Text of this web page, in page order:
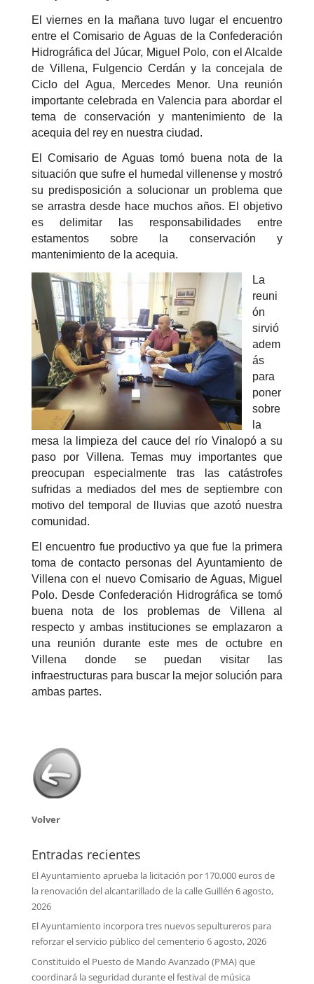
El viernes en la mañana tuvo lugar el encuentro
entre el Comisario de Aguas de la Confederación
Hidrográfica del Júcar, Miguel Polo, con el Alcalde
de Villena, Fulgencio Cerdán y la concejala de
Ciclo del Agua, Mercedes Menor. Una reunión
importante celebrada en Valencia para abordar el
tema de conservación y mantenimiento de la
acequia del rey en nuestra ciudad.
El Comisario de Aguas tomó buena nota de la
situación que sufre el humedal villenense y mostró
su predisposición a solucionar un problema que
se arrastra desde hace muchos años. El objetivo
es delimitar las responsabilidades entre
estamentos sobre la conservación y
mantenimiento de la acequia.
La
reuni
ón
sirvió
adem
ás
para
poner
sobre
la
mesa la limpieza del cauce del río Vinalopó a su
paso por Villena. Temas muy importantes que
preocupan especialmente tras las catástrofes
sufridas a mediados del mes de septiembre con
motivo del temporal de lluvias que azotó nuestra
comunidad.
El encuentro fue productivo ya que fue la primera
toma de contacto personas del Ayuntamiento de
Villena con el nuevo Comisario de Aguas, Miguel
Polo. Desde Confederación Hidrográfica se tomó
buena nota de los problemas de Villena al
respecto y ambas instituciones se emplazaron a
una reunión durante este mes de octubre en
Villena donde se puedan visitar las
infraestructuras para buscar la mejor solución para
ambas partes.
Volver
Entradas recientes
El Ayuntamiento aprueba la licitación por 170.000 euros de
la renovación del alcantarillado de la calle Guillén 6 agosto,
2026
El Ayuntamiento incorpora tres nuevos sepultureros para
reforzar el servicio público del cementerio 6 agosto, 2026
Constituido el Puesto de Mando Avanzado (PMA) que
coordinará la seguridad durante el festival de música